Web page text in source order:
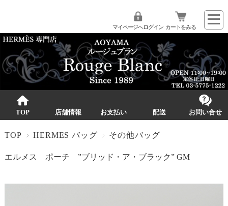
マイページへログイン カートをみる
TOP 店舗情報 お支払い 配送 お問い合せ
TOP HERMES バッグ その他バッグ
エルメス ポーチ ”ブリッド・ア・ブラック” GM